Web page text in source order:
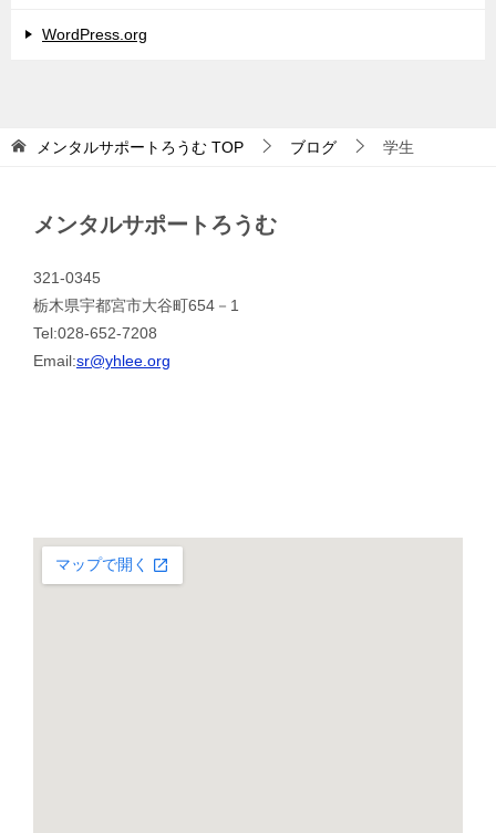
WordPress.org
メンタルサポートろうむ TOP ブログ 学生
メンタルサポートろうむ
321-0345
栃木県宇都宮市大谷町654－1
Tel:028-652-7208
Email:sr@yhlee.org